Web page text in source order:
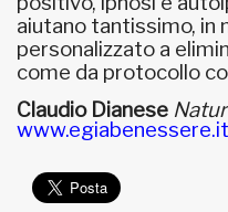
aiutano tantissimo, in
personalizzato a
come da protocollo
Claudio Dianese
www.egiabenessere.it